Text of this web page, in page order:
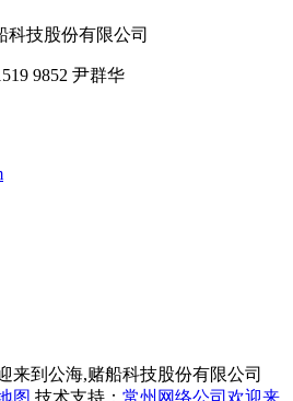
9852 尹群华
来到公海,赌船科技股份有限公司